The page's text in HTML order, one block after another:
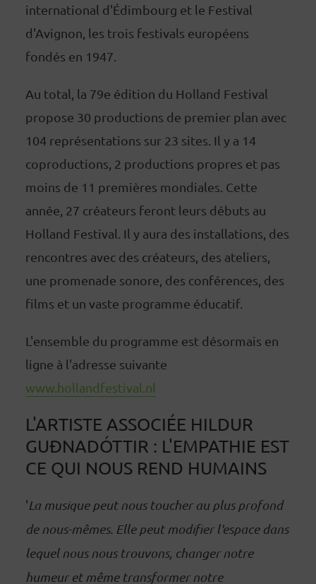
international d'Édimbourg et le Festival
d'Avignon, les trois festivals européens
fondés en 1947.
Au total, la 79e édition du Holland Festival
propose 30 productions de premier plan avec
104 représentations sur 23 sites. Il y a 14
coproductions, 2 productions propres et pas
moins de 11 premières mondiales. Cette
année, 27 créateurs feront leurs débuts au
Holland Festival. Il y aura des installations, des
rencontres avec des créateurs, des ateliers,
une promenade sonore, des conférences, des
films et un vaste programme éducatif.
L'ensemble du programme est désormais en
ligne à l'adresse suivante
www.hollandfestival.nl
L'ARTISTE ASSOCIÉE HILDUR
GUÐNADÓTTIR : L'EMPATHIE EST
CE QUI NOUS REND HUMAINS
'La musique peut nous toucher au plus profond
de nous-mêmes. Elle peut modifier l'espace dans
lequel nous nous trouvons, changer notre
humeur et même transformer notre